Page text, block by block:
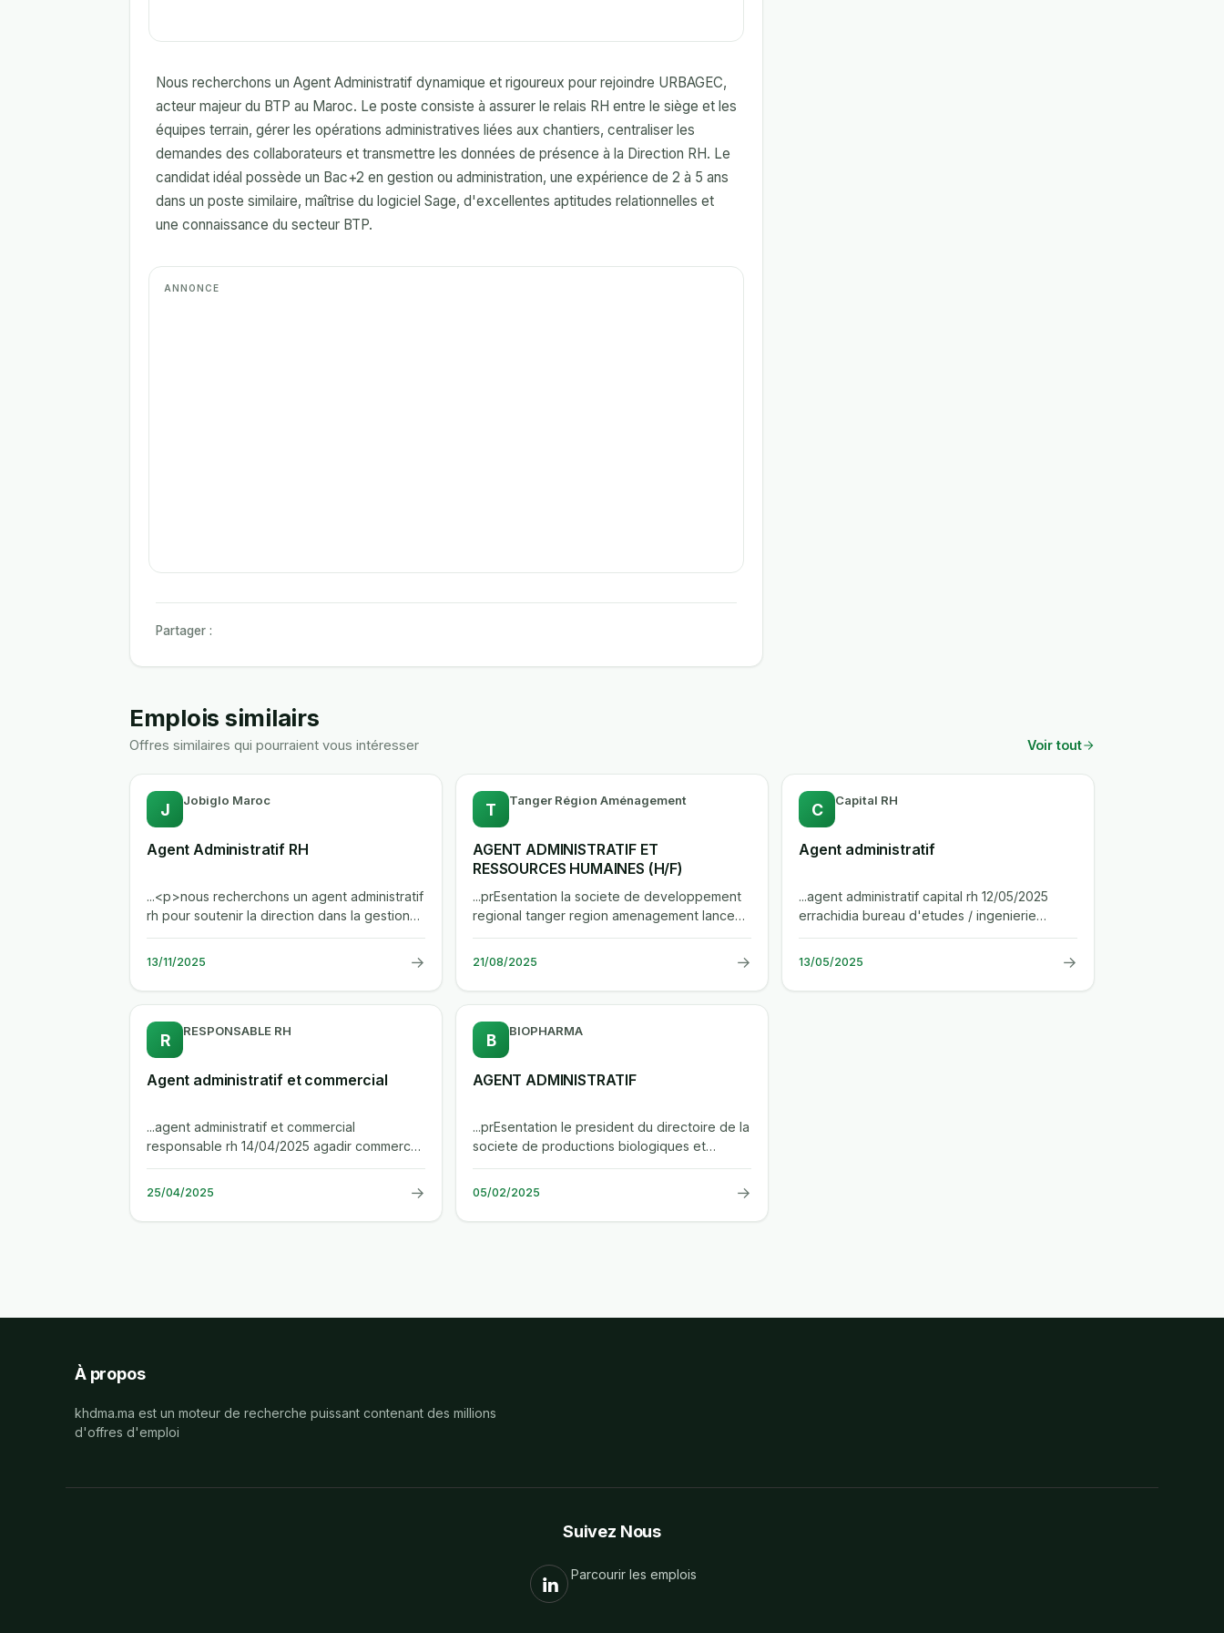
Nous recherchons un Agent Administratif dynamique et rigoureux pour rejoindre URBAGEC,
acteur majeur du BTP au Maroc. Le poste consiste à assurer le relais RH entre le siège et les
équipes terrain, gérer les opérations administratives liées aux chantiers, centraliser les
demandes des collaborateurs et transmettre les données de présence à la Direction RH. Le
candidat idéal possède un Bac+2 en gestion ou administration, une expérience de 2 à 5 ans
dans un poste similaire, maîtrise du logiciel Sage, d'excellentes aptitudes relationnelles et
une connaissance du secteur BTP.
Partager :
Emplois similairs
Offres similaires qui pourraient vous intéresser Voir tout
J Jobiglo Maroc
Agent Administratif RH
...<p>nous recherchons un agent administratif
rh pour soutenir la direction dans la gestion
quotidienne des dossiers rh,...
13/11/2025 →
T Tanger Région Aménagement
AGENT ADMINISTRATIF ET
RESSOURCES HUMAINES (H/F)
...prEsentation la societe de developpement
regional tanger region amenagement lance
un appel a candidature pour pourvoir...
21/08/2025 →
C Capital RH
Agent administratif
...agent administratif capital rh 12/05/2025
errachidia bureau d'etudes / ingenierie
entreprise cabinet de formation et de...
13/05/2025 →
R RESPONSABLE RH
Agent administratif et commercial
...agent administratif et commercial
responsable rh 14/04/2025 agadir commerce
/ distribution entreprise agent...
25/04/2025 →
B BIOPHARMA
AGENT ADMINISTRATIF
...prEsentation le president du directoire de la
societe de productions biologiques et
pharmaceutiques – biopharma,...
05/02/2025 →
À propos
khdma.ma est un moteur de recherche puissant contenant des millions
d'offres d'emploi
Suivez Nous
Parcourir les emplois